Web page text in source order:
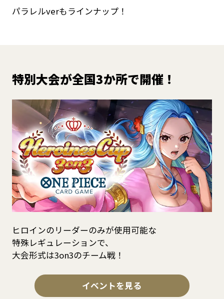
パラレルverもラインナップ！​
特別大会が全国3か所で開催！
ヒロインのリーダーのみが使用可能な
特殊レギュレーションで、
大会形式は3on3のチーム戦！
イベントを見る